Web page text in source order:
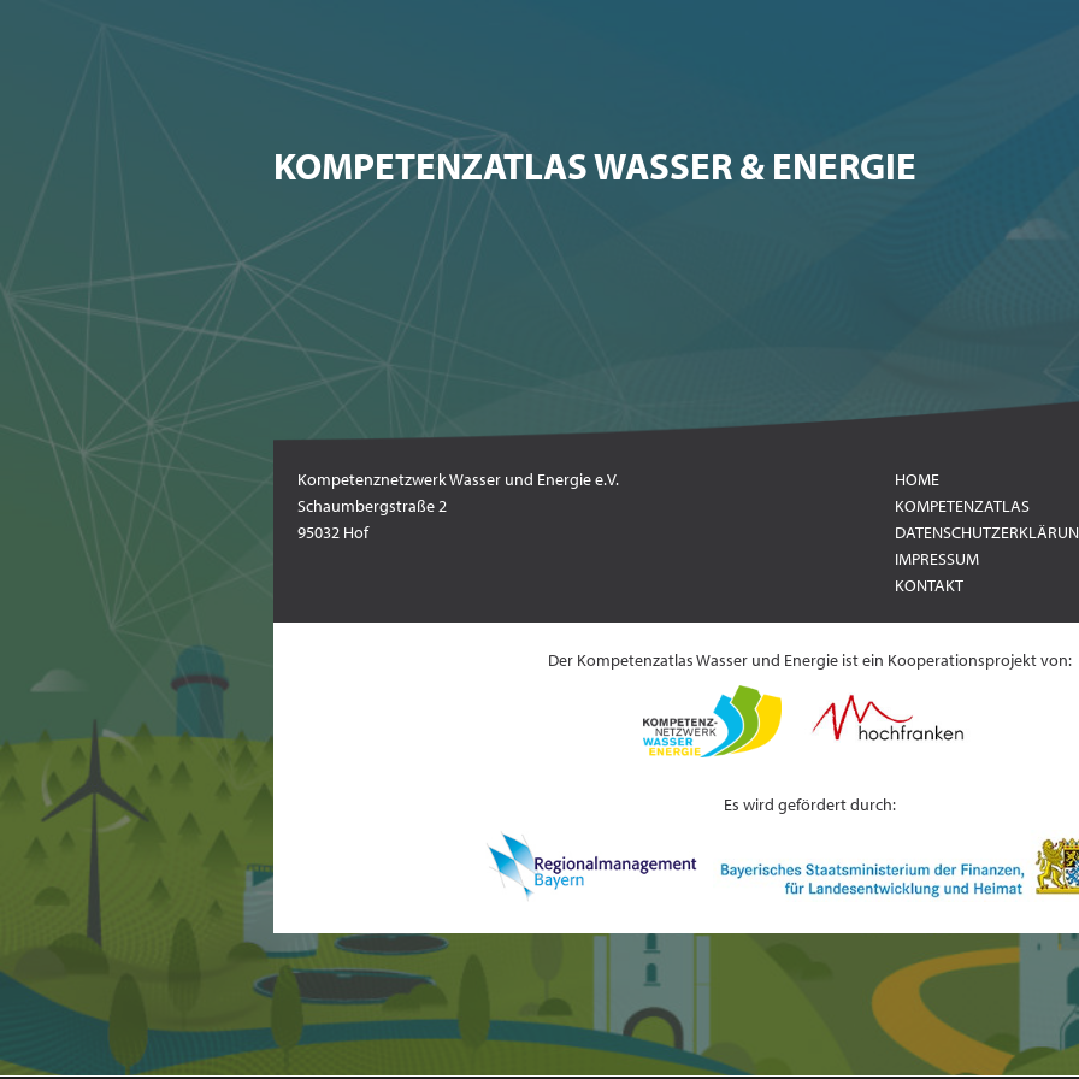
KOMPETENZATLAS WASSER & ENERGIE
Kompetenznetzwerk Wasser und Energie e.V.
Schaumbergstraße 2
95032 Hof
HOME
KOMPETENZATLAS
IMPRESSUM
KONTAKT
Der Kompetenzatlas Wasser und Energie ist ein Kooperationsprojekt von:
Es wird gefördert durch: